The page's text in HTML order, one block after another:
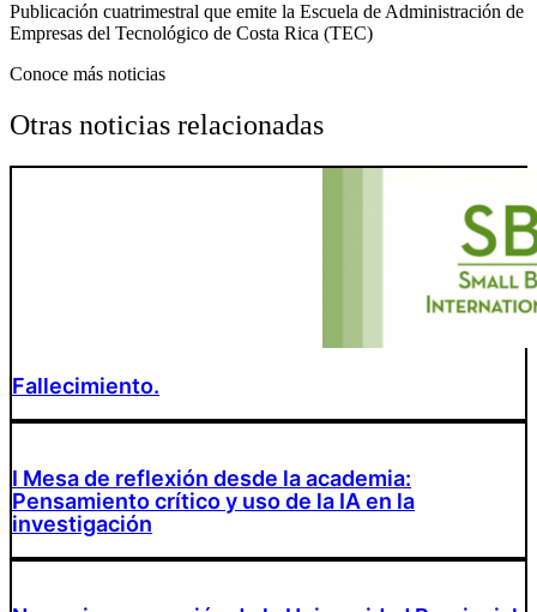
Publicación cuatrimestral que emite la Escuela de Administración de
Empresas del Tecnológico de Costa Rica (TEC)
Conoce más noticias
Otras noticias relacionadas
Fallecimiento.
I Mesa de reflexión desde la academia:
Pensamiento crítico y uso de la IA en la
investigación